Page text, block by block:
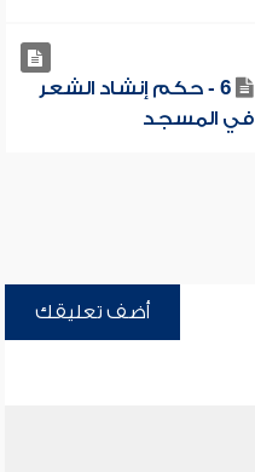
6 - حكم إنشاد الشعر
في المسجد
أضف تعليقك